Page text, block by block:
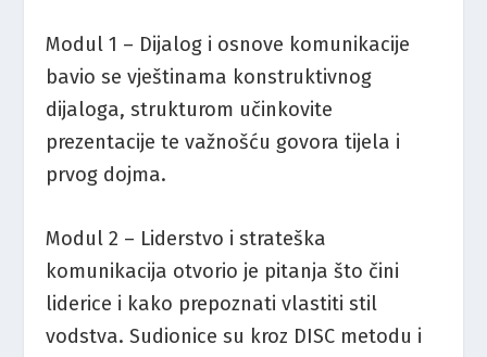
Modul 1 – Dijalog i osnove komunikacije
bavio se vještinama konstruktivnog
dijaloga, strukturom učinkovite
prezentacije te važnošću govora tijela i
prvog dojma.
Modul 2 – Liderstvo i strateška
komunikacija otvorio je pitanja što čini
liderice i kako prepoznati vlastiti stil
vodstva. Sudionice su kroz DISC metodu i